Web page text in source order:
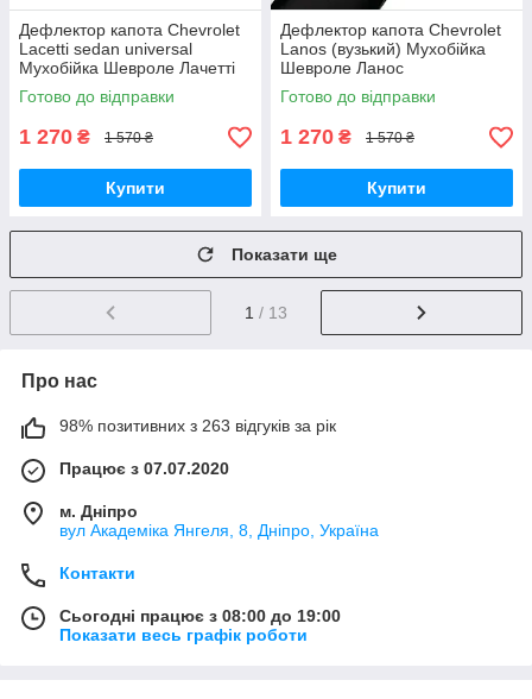
Дефлектор капота Chevrolet
Lacetti sedan universal
Мухобійка Шевроле Лачетті
седан універсал
Готово до відправки
1 270 ₴ 1 570 ₴
Купити
Дефлектор капота Chevrolet
Lanos (вузький) Мухобійка
Шевроле Ланос
Готово до відправки
1 270 ₴ 1 570 ₴
Купити
Показати ще
1 / 13
Про нас
98% позитивних з 263 відгуків за рік
Працює з 07.07.2020
м. Дніпро
вул Академіка Янгеля, 8, Дніпро, Україна
Контакти
Сьогодні працює з 08:00 до 19:00
Показати весь графік роботи